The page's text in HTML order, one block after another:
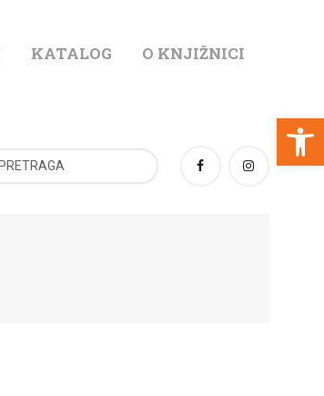
Open toolbar
KATALOG O KNJIŽNICI